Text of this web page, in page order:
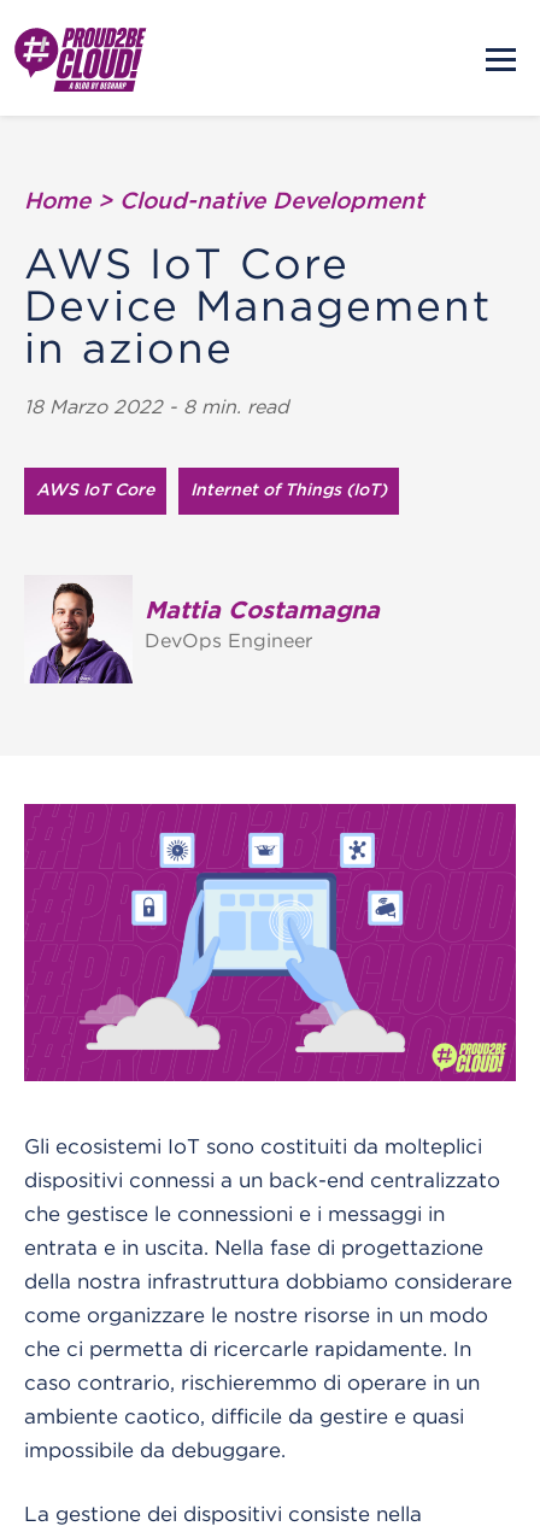
Home > Cloud-native Development
AWS IoT Core
Device Management
in azione
18 Marzo 2022 - 8 min. read
AWS IoT Core Internet of Things (IoT)
Mattia Costamagna
DevOps Engineer
Gli ecosistemi IoT sono costituiti da molteplici
dispositivi connessi a un back-end centralizzato
che gestisce le connessioni e i messaggi in
entrata e in uscita. Nella fase di progettazione
della nostra infrastruttura dobbiamo considerare
come organizzare le nostre risorse in un modo
che ci permetta di ricercarle rapidamente. In
caso contrario, rischieremmo di operare in un
ambiente caotico, difficile da gestire e quasi
impossibile da debuggare.
La gestione dei dispositivi consiste nella